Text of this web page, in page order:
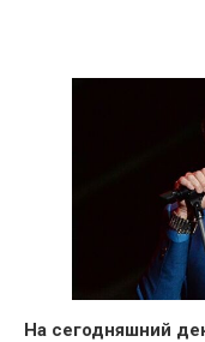
На сегодняшний